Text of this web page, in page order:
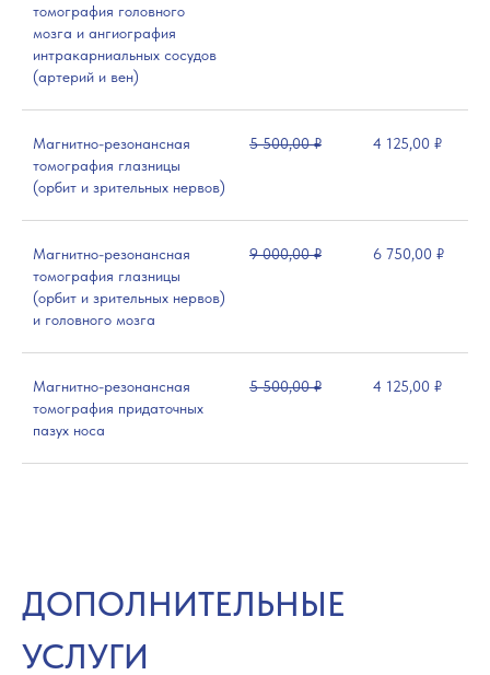
томография головного
мозга и ангиография
интракарниальных сосудов
(артерий и вен)
Магнитно-резонансная
томография глазницы
(орбит и зрительных нервов)
5 500,00 ₽ 4 125,00 ₽
Магнитно-резонансная
томография глазницы
(орбит и зрительных нервов)
и головного мозга
9 000,00 ₽ 6 750,00 ₽
Магнитно-резонансная
томография придаточных
пазух носа
5 500,00 ₽ 4 125,00 ₽
ДОПОЛНИТЕЛЬНЫЕ
УСЛУГИ